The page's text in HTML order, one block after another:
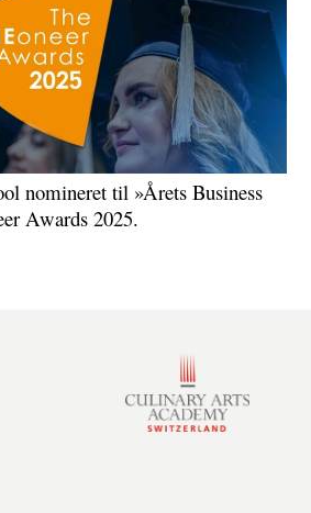
nomineret til »Årets Business
Awards 2025.